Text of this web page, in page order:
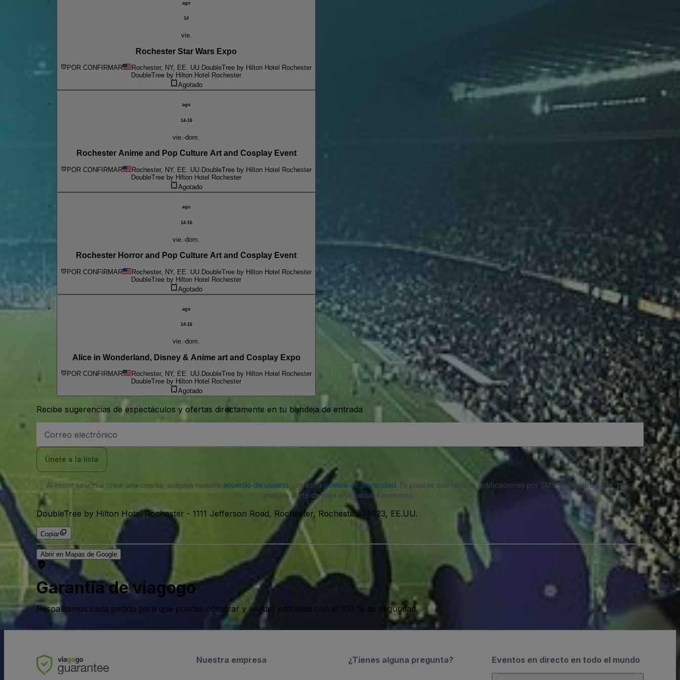
ago
14
vie.
Rochester Star Wars Expo
POR CONFIRMAR Rochester, NY, EE. UU. DoubleTree by Hilton Hotel Rochester
DoubleTree by Hilton Hotel Rochester
Agotado
ago
14-16
vie.-dom.
Rochester Anime and Pop Culture Art and Cosplay Event
POR CONFIRMAR Rochester, NY, EE. UU. DoubleTree by Hilton Hotel Rochester
DoubleTree by Hilton Hotel Rochester
Agotado
ago
14-16
vie.-dom.
Rochester Horror and Pop Culture Art and Cosplay Event
POR CONFIRMAR Rochester, NY, EE. UU. DoubleTree by Hilton Hotel Rochester
DoubleTree by Hilton Hotel Rochester
Agotado
ago
14-16
vie.-dom.
Alice in Wonderland, Disney & Anime art and Cosplay Expo
POR CONFIRMAR Rochester, NY, EE. UU. DoubleTree by Hilton Hotel Rochester
DoubleTree by Hilton Hotel Rochester
Agotado
Recibe sugerencias de espectáculos y ofertas directamente en tu bandeja de entrada
de
Únete a la lista
Al iniciar sesión o crear una cuenta, aceptas nuestro acuerdo de usuario y nuestra política de privacidad. Es posible que recibas notificaciones por SMS de nuestra parte, pero
puedes darte de baja en cualquier momento.
DoubleTree by Hilton Hotel Rochester - 1111 Jefferson Road, Rochester, Rochester, 14623, EE.UU.
Copiar
Abrir en Mapas de Google
Garantía de viagogo
Respaldamos cada pedido para que puedas comprar y vender entradas con el 100 % de seguridad.
Eventos en directo en todo el mundo
Nuestra empresa ¿Tienes alguna pregunta?